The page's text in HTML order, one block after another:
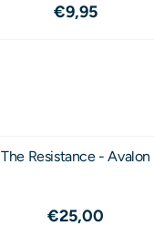
Prijs: 9,95
€9,95
The Resistance - Avalon
Prijs: 25,00
€25,00